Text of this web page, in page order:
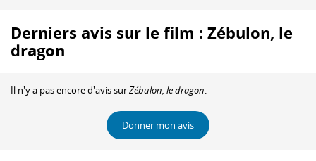
Derniers avis sur le film : Zébulon, le
dragon
Il n'y a pas encore d'avis surZébulon, le dragon.
Donner mon avis